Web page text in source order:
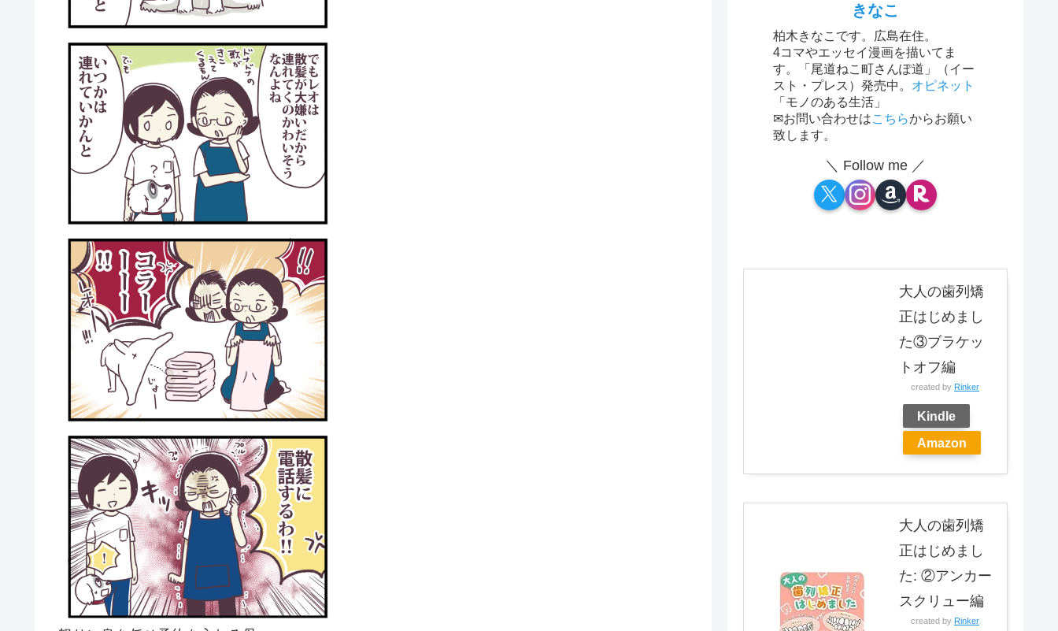
きなこ
柏木きなこです。広島在住。
4コマやエッセイ漫画を描いてま
す。「尾道ねこ町さんぽ道」（イー
スト・プレス）発売中。 オピネット
「モノのある生活」
✉お問い合わせはこちらからお願い
致します。
＼ Follow me ／
大人の歯列矯
正はじめまし
た③ブラケッ
トオフ編
created by Rinker
Kindle
Amazon
大人の歯列矯
正はじめまし
た: ②アンカー
スクリュー編
created by Rinker